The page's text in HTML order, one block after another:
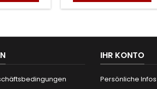
IHR KONTO
Persönliche Infos